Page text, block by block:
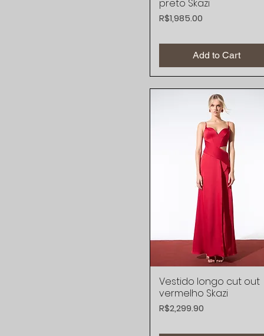
preto Skazi
Price
R$1,985.00
Add to Cart
Quick View
Vestido longo cut out
vermelho Skazi
Price
R$2,299.90